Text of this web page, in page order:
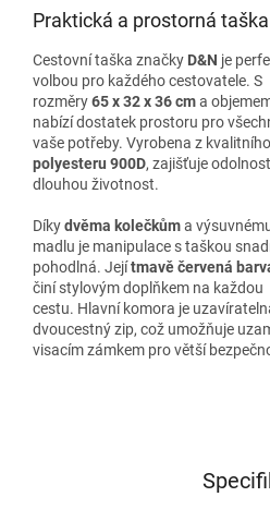
Praktická a prostorná taška
Cestovní taška značky D&N je
volbou pro každého cestovatele. S
rozměry65 x 32 x 36 cma
nabízí dostatek prostoru pro
vaše potřeby. Vyrobena z kvalitního
polyesteru 900D, zajišťuje
dlouhou životnost.
Díkydvěma kolečkůma
madlu je manipulace s taškou
pohodlná. Jejítmavě červená
činí stylovým doplňkem na každou
cestu. Hlavní komora je
dvoucestný zip, což umožňuje
visacím zámkem pro větší